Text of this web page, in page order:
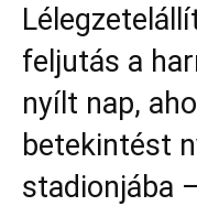
feljutás a
nyílt nap,
betekintést
stadionjába